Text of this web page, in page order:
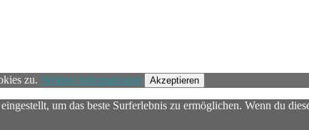
zu. Weitere Informationen Akzeptieren
um das beste Surferlebnis zu ermöglichen. Wenn du